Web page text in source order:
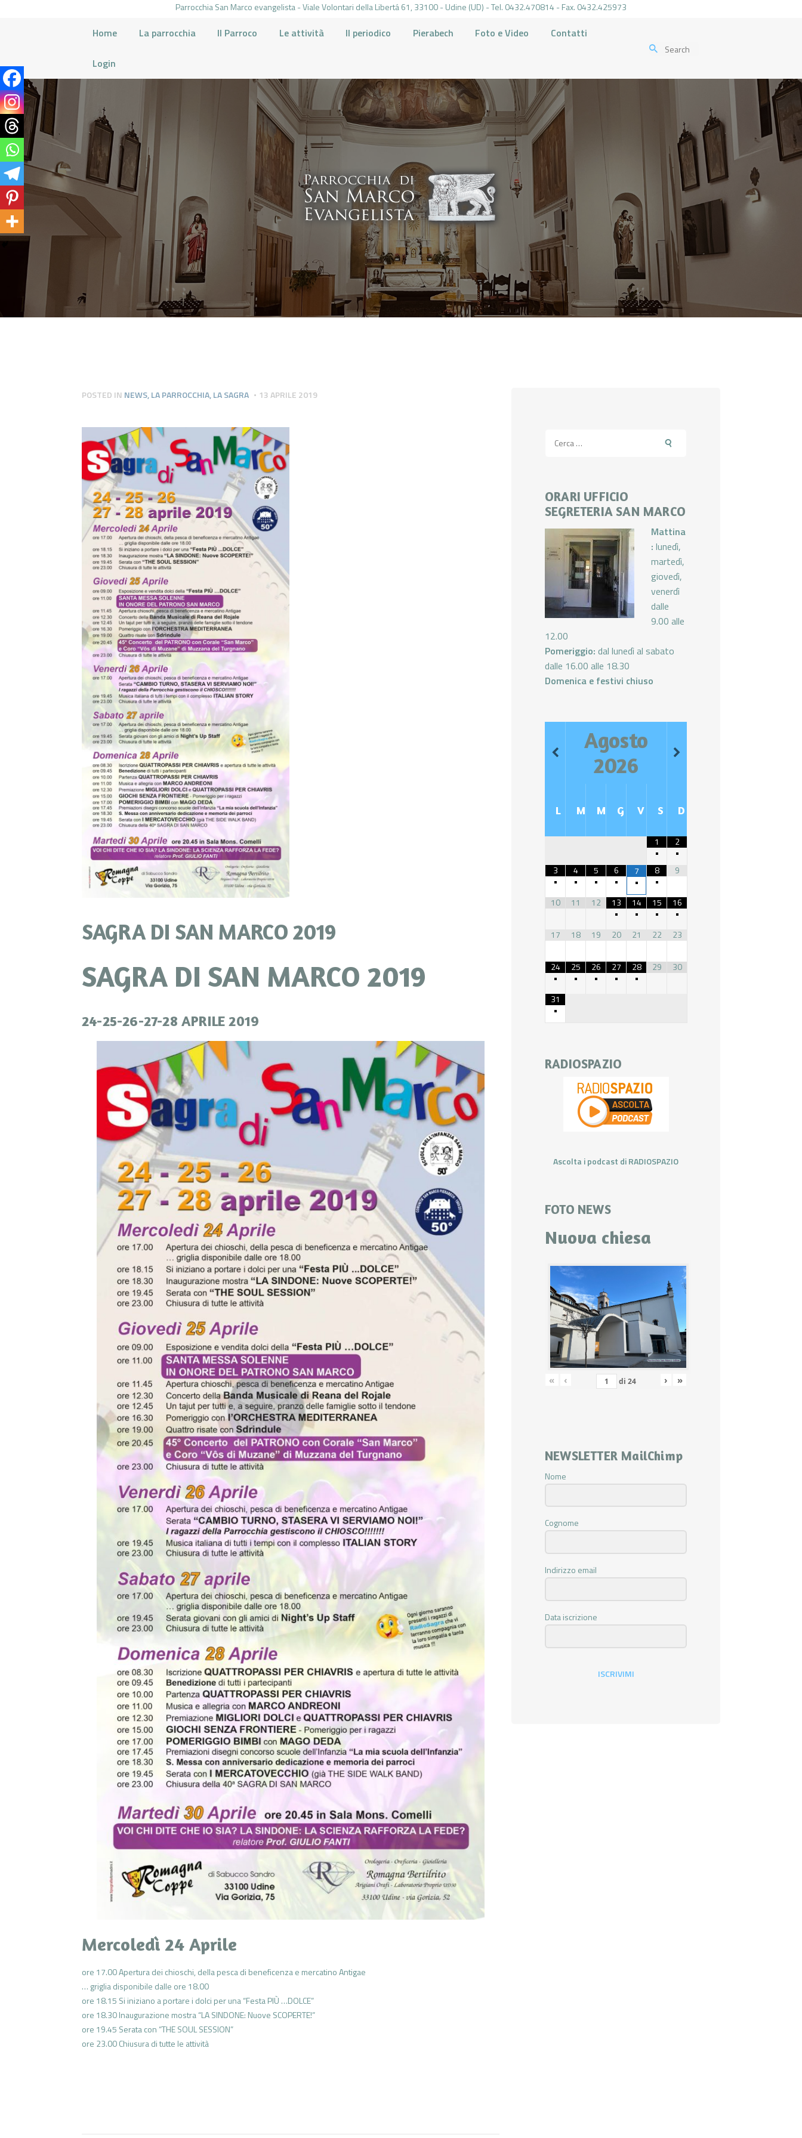
Parrocchia San Marco evangelista - Viale Volontari della Libertá 61, 33100 - Udine (UD) - Tel. 0432.470814 - Fax. 0432.425973
Home La parrocchia Il Parroco Le attività Il periodico Pierabech Foto e Video Contatti
Login
HOME
LA PARROCCHIA
IL PARROCO
LE ATTIVITÀ
IL PERIODICO
PIERABECH
FOTO E VIDEO
CONTATTI
POSTED IN NEWS,LA PARROCCHIA,LA SAGRA 13 APRILE 2019
SAGRA DI SAN MARCO 2019
SAGRA DI SAN MARCO 2019
24-25-26-27-28 APRILE 2019
Mercoledì 24 Aprile
ore 17.00 Apertura dei chioschi, della pesca di beneficenza e mercatino Antigae
… griglia disponibile dalle ore 18.00
ore 18.15 Si iniziano a portare i dolci per una “Festa PIÙ …DOLCE”
ore 18.30 Inaugurazione mostra “LA SINDONE: Nuove SCOPERTE!”
ore 19.45 Serata con “THE SOUL SESSION”
ore 23.00 Chiusura di tutte le attività
per:
ORARI UFFICIO
SEGRETERIA SAN MARCO
Mattina
: lunedì,
martedì,
giovedì,
venerdì
dalle
9.00 alle
12.00
Pomeriggio: dal lunedì al sabato
dalle 16.00 alle 18.30
Domenica e festivi chiuso
Agosto
2026
L M M G V S D
1
•
2
•
3
•
4
•
5
•
6
•
7
•
8
•
9
10 11 12
13
•
14
•
15
•
16
•
17
18 19 20 21 22 23
24
•
25
•
26
•
27
•
28
•
29 30
31
•
RADIOSPAZIO
Ascolta i podcast di RADIOSPAZIO
FOTO NEWS
Nuova chiesa
« ‹ di 24 › »
NEWSLETTER MailChimp
Nome
Cognome
Indirizzo email
Data iscrizione
ISCRIVIMI